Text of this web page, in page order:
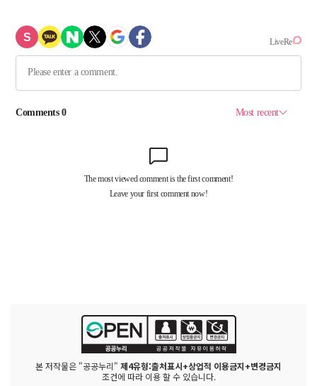
본 저작물은 "공공누리" 제4유형:출처표시+상업적 이용금지+변경금지
조건에 따라 이용 할 수 있습니다.